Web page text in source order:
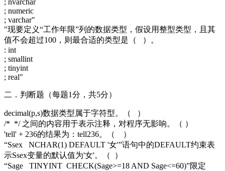
; nvarchar
; numeric
; varchar"
"现要定义“工作年限”列的数据类型，假设用整型类型，且其
值不会超过100，则最合适的类型是（ ）。
: int
; smallint
; tinyint
; real"
二．判断题（每题1分，共5分）
decimal(p,s)数据类型属于字符型。（ ）
/* */ 之间的内容用于表示注释，对程序无影响。（ ）
'tell' + 236的结果为：tell236。（ ）
“Ssex NCHAR(1) DEFAULT '女'”语句中的DEFAULT约束表
示Ssex变量的默认值为'女'。（ ）
“Sage TINYINT CHECK(Sage>=18 AND Sage<=60)”限定